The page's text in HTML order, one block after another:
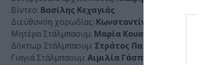
Βίντεο: Βασίλης Κεχαγιάς
Διεύθυνση χορωδίας: Κωνσταντίνα Πιτσιάκου
Μητέρα Στάλμπαουμ: Μαρία Κουσουνή /
Δόκτωρ Στάλμπαουμ: Στράτος Παπανούσης /
Γιαγιά Στάλμπαουμ: Αιμιλία Γάσπαρη / Μάνια